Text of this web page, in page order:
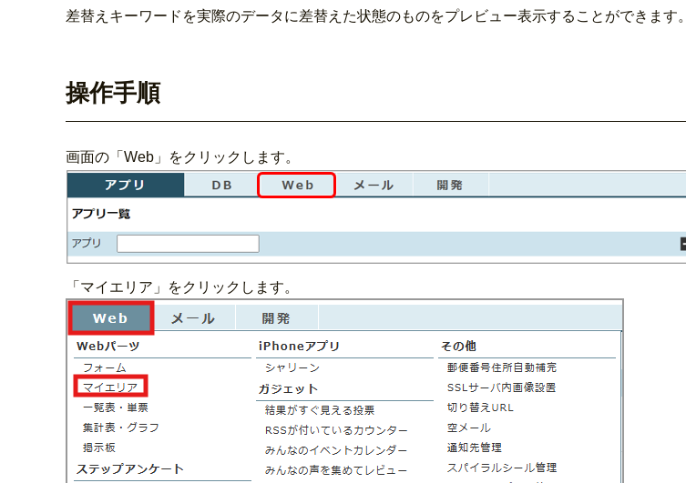
差替えキーワードを実際のデータに差替えた状態のものをプレビュー表示することができます。
操作手順
画面の「Web」をクリックします。
「マイエリア」をクリックします。